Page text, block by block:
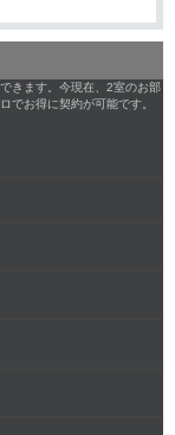
きます。今現在、2室のお部
でお得に契約が可能です。